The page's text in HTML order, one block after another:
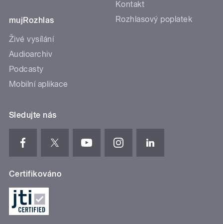
mujRozhlas
Živé vysílání
Audioarchiv
Podcasty
Mobilní aplikace
Kontakt
Rozhlasový poplatek
Sledujte nás
Certifikováno